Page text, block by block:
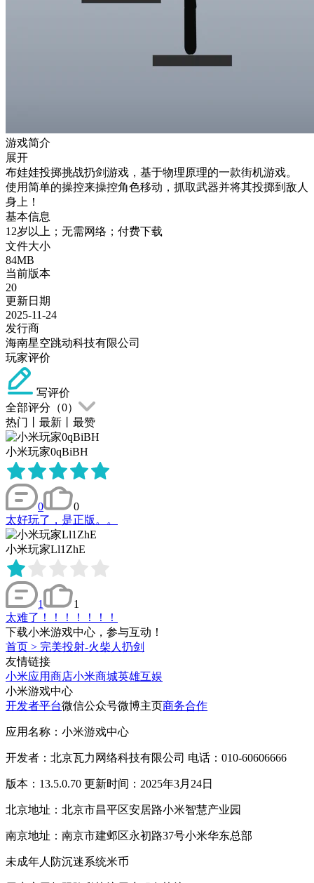
游戏简介
展开
布娃娃投掷挑战扔剑游戏，基于物理原理的一款街机游戏。
使用简单的操控来操控角色移动，抓取武器并将其投掷到敌人
身上！
基本信息
12岁以上；无需网络；付费下载
文件大小
84MB
当前版本
20
更新日期
2025-11-24
发行商
海南星空跳动科技有限公司
玩家评价
写评价
全部评分（0）
热门
最新 最赞
小米玩家0qBiBH
0
0
太好玩了，是正版。。
小米玩家Ll1ZhE
1
1
太难了！！！！！！！
下载小米游戏中心，参与互动！
首页 > 完美投射-火柴人扔剑
友情链接
小米应用商店小米商城英雄互娱
小米游戏中心
开发者平台微信公众号微博主页商务合作
应用名称：小米游戏中心
开发者：北京瓦力网络科技有限公司 电话：010-60606666
版本：13.5.0.70 更新时间：2025年3月24日
北京地址：北京市昌平区安居路小米智慧产业园
南京地址：南京市建邺区永初路37号小米华东总部
未成年人防沉迷系统米币